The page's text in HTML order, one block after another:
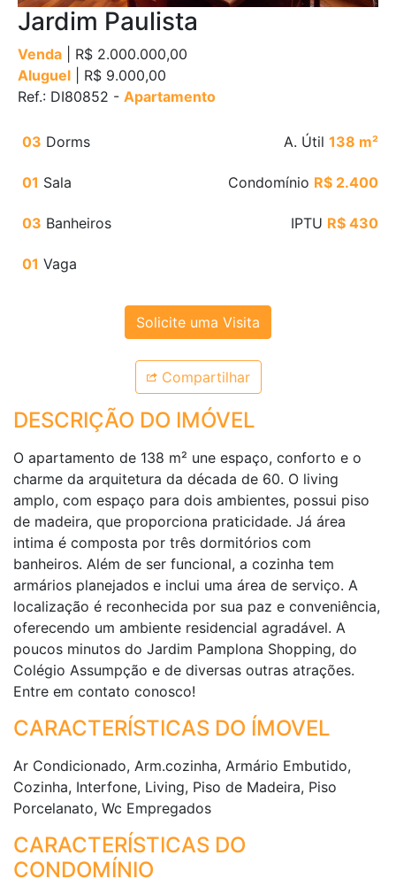
Jardim Paulista
Venda | R$ 2.000.000,00
Aluguel | R$ 9.000,00
Ref.: DI80852 - Apartamento
03 Dorms
01 Sala
03 Banheiros
01 Vaga
A. Útil 138 m²
Condomínio R$ 2.400
IPTU R$ 430
Solicite uma Visita
Compartilhar
DESCRIÇÃO DO IMÓVEL
O apartamento de 138 m² une espaço, conforto e o
charme da arquitetura da década de 60. O living
amplo, com espaço para dois ambientes, possui piso
de madeira, que proporciona praticidade. Já área
intima é composta por três dormitórios com
banheiros. Além de ser funcional, a cozinha tem
armários planejados e inclui uma área de serviço. A
localização é reconhecida por sua paz e conveniência,
oferecendo um ambiente residencial agradável. A
poucos minutos do Jardim Pamplona Shopping, do
Colégio Assumpção e de diversas outras atrações.
Entre em contato conosco!
CARACTERÍSTICAS DO ÍMOVEL
Ar Condicionado, Arm.cozinha, Armário Embutido,
Cozinha, Interfone, Living, Piso de Madeira, Piso
Porcelanato, Wc Empregados
CARACTERÍSTICAS DO
CONDOMÍNIO